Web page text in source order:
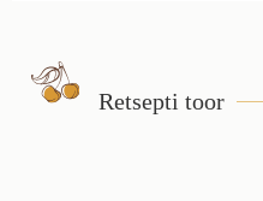
Retsepti toor